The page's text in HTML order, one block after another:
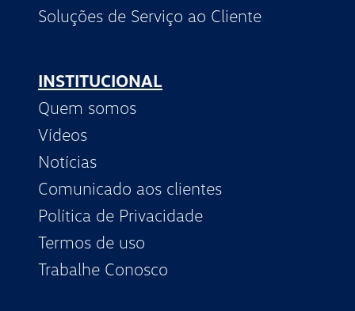
Soluções de Serviço ao Cliente
INSTITUCIONAL
Quem somos
Vídeos
Notícias
Comunicado aos clientes
Política de Privacidade
Termos de uso
Trabalhe Conosco